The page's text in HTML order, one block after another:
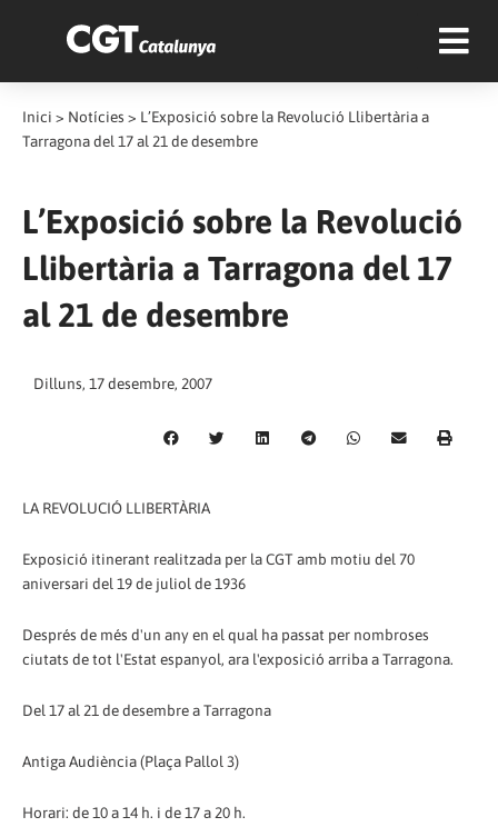
Inici > Notícies > L’Exposició sobre la Revolució Llibertària a
Tarragona del 17 al 21 de desembre
L’Exposició sobre la Revolució
Llibertària a Tarragona del 17
al 21 de desembre
Dilluns, 17 desembre, 2007
LA REVOLUCIÓ LLIBERTÀRIA
Exposició itinerant realitzada per la CGT amb motiu del 70
aniversari del 19 de juliol de 1936
Després de més d'un any en el qual ha passat per nombroses
ciutats de tot l'Estat espanyol, ara l'exposició arriba a Tarragona.
Del 17 al 21 de desembre a Tarragona
Antiga Audiència (Plaça Pallol 3)
Horari: de 10 a 14 h. i de 17 a 20 h.